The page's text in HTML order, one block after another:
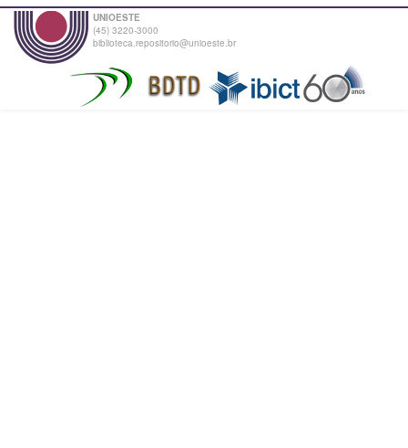
UNIOESTE
(45) 3220-3000
biblioteca.repositorio@unioeste.br